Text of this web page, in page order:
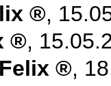
,
,
Felix ,